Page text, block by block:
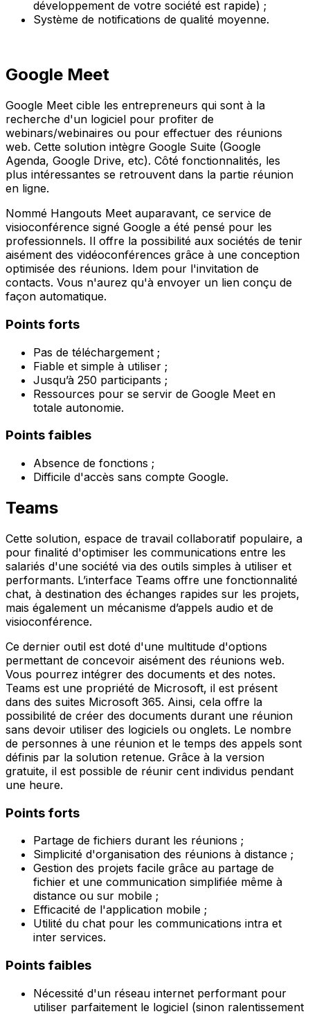
développement de votre société est rapide) ;
Système de notifications de qualité moyenne.
Google Meet
Google Meet cible les entrepreneurs qui sont à la
recherche d'un logiciel pour profiter de
webinars/webinaires ou pour effectuer des réunions
web. Cette solution intègre Google Suite (Google
Agenda, Google Drive, etc). Côté fonctionnalités, les
plus intéressantes se retrouvent dans la partie réunion
en ligne.
Nommé Hangouts Meet auparavant, ce service de
visioconférence signé Google a été pensé pour les
professionnels. Il offre la possibilité aux sociétés de tenir
aisément des vidéoconférences grâce à une conception
optimisée des réunions. Idem pour l'invitation de
contacts. Vous n'aurez qu'à envoyer un lien conçu de
façon automatique.
Points forts
Pas de téléchargement ;
Fiable et simple à utiliser ;
Jusqu’à 250 participants ;
Ressources pour se servir de Google Meet en
totale autonomie.
Points faibles
Absence de fonctions ;
Difficile d'accès sans compte Google.
Teams
Cette solution, espace de travail collaboratif populaire, a
pour finalité d'optimiser les communications entre les
salariés d'une société via des outils simples à utiliser et
performants. L’interface Teams offre une fonctionnalité
chat, à destination des échanges rapides sur les projets,
mais également un mécanisme d’appels audio et de
visioconférence.
Ce dernier outil est doté d'une multitude d'options
permettant de concevoir aisément des réunions web.
Vous pourrez intégrer des documents et des notes.
Teams est une propriété de Microsoft, il est présent
dans des suites Microsoft 365. Ainsi, cela offre la
possibilité de créer des documents durant une réunion
sans devoir utiliser des logiciels ou onglets. Le nombre
de personnes à une réunion et le temps des appels sont
définis par la solution retenue. Grâce à la version
gratuite, il est possible de réunir cent individus pendant
une heure.
Points forts
Partage de fichiers durant les réunions ;
Simplicité d'organisation des réunions à distance ;
Gestion des projets facile grâce au partage de
fichier et une communication simplifiée même à
distance ou sur mobile ;
Efficacité de l'application mobile ;
Utilité du chat pour les communications intra et
inter services.
Points faibles
Nécessité d'un réseau internet performant pour
utiliser parfaitement le logiciel (sinon ralentissement